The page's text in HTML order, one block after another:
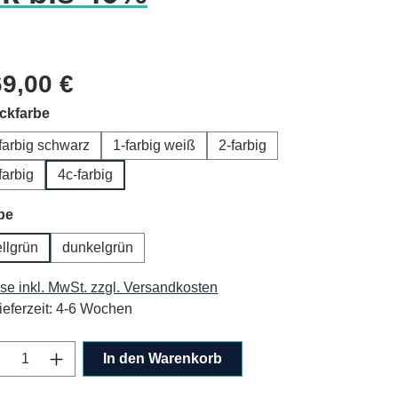
Preis:
€
auswählen
schwarz 1-farbig weiß
2-farbig
4c-farbig
auswählen
dunkelgrün
inkl. MwSt. zzgl. Versandkosten
4-6 Wochen
Anzahl: Gib den gewünschten
In den Warenkorb